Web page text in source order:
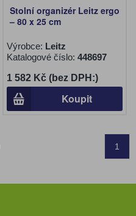
Stolní organizér Leitz ergo
– 80 x 25 cm
Výrobce: Leitz
Katalogové číslo: 448697
1 582 Kč (bez DPH:)
Koupit
1